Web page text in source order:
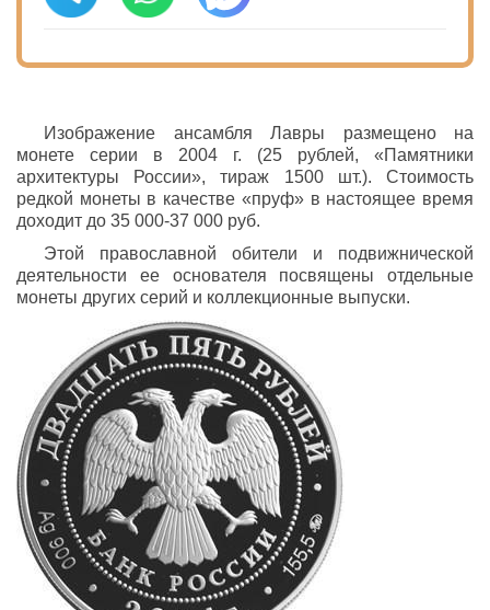
Изображение ансамбля Лавры размещено на
монете серии в 2004 г. (25 рублей, «Памятники
архитектуры России», тираж 1500 шт.). Стоимость
редкой монеты в качестве «пруф» в настоящее время
доходит до 35 000-37 000 руб.
Этой православной обители и подвижнической
деятельности ее основателя посвящены отдельные
монеты других серий и коллекционные выпуски.